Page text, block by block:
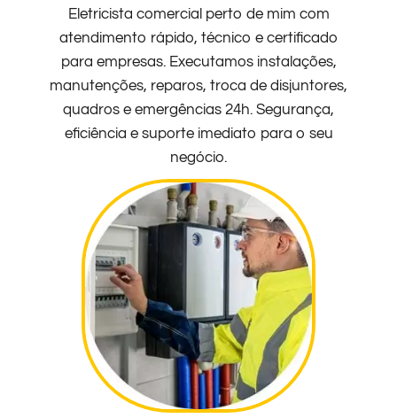
Eletricista comercial perto de mim com
atendimento rápido, técnico e certificado
para empresas. Executamos instalações,
manutenções, reparos, troca de disjuntores,
quadros e emergências 24h. Segurança,
eficiência e suporte imediato para o seu
negócio.